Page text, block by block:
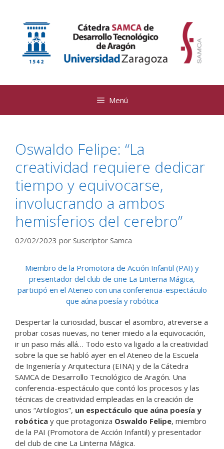
contenido
Menú
Oswaldo Felipe: “La
creatividad requiere dedicar
tiempo y equivocarse,
involucrando a ambos
hemisferios del cerebro”
02/02/2023 por Suscriptor Samca
Miembro de la Promotora de Acción Infantil (PAI) y
presentador del club de cine La Linterna Mágica,
participó en el Ateneo con una conferencia-espectáculo
que aúna poesía y robótica
Despertar la curiosidad, buscar el asombro, atreverse a
probar cosas nuevas, no tener miedo a la equivocación,
ir un paso más allá… Todo esto va ligado a la creatividad
sobre la que se habló ayer en el Ateneo de la Escuela
de Ingeniería y Arquitectura (EINA) y de la Cátedra
SAMCA de Desarrollo Tecnológico de Aragón. Una
conferencia-espectáculo que contó los procesos y las
técnicas de creatividad empleadas en la creación de
unos “Artilogios”, un espectáculo que aúna poesía y
robótica y que protagoniza Oswaldo Felipe, miembro
de la PAI (Promotora de Acción Infantil) y presentador
del club de cine La Linterna Mágica.